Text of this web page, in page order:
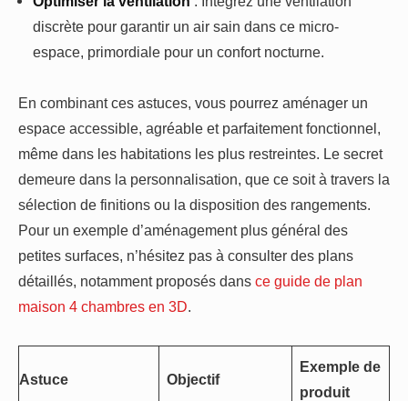
discrète pour garantir un air sain dans ce micro-
espace, primordiale pour un confort nocturne.
En combinant ces astuces, vous pourrez aménager un
espace accessible, agréable et parfaitement fonctionnel,
même dans les habitations les plus restreintes. Le secret
demeure dans la personnalisation, que ce soit à travers la
sélection de finitions ou la disposition des rangements.
Pour un exemple d’aménagement plus général des
petites surfaces, n’hésitez pas à consulter des plans
détaillés, notamment proposés dans ce guide de plan
maison 4 chambres en 3D.
Astuce Objectif
Exemple de
produit